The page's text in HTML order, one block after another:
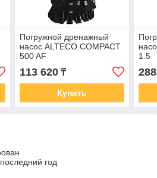
Погружной дренажный
насос ALTECO COMPACT
500 AF
113 620₸
Купить
1.5
год